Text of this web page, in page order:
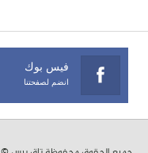
فيس بوك
انضم لصفحتنا